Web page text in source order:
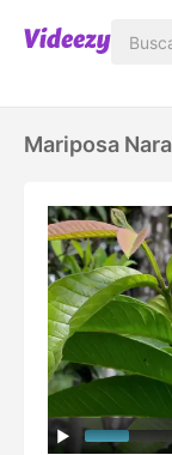
Mariposa